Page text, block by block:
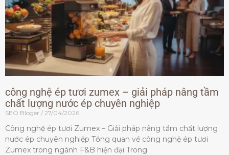
công nghệ ép tươi zumex – giải pháp nâng tầm
chất lượng nước ép chuyên nghiệp
SEO Bloger 27/04/2026
Công nghệ ép tươi Zumex – Giải pháp nâng tầm chất lượng
nước ép chuyên nghiệp Tổng quan về công nghệ ép tươi
Zumex trong ngành F&B hiện đại Trong